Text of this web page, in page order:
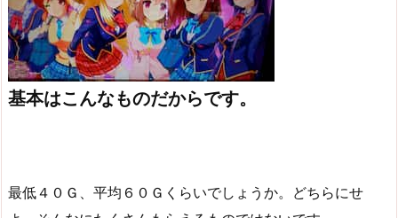
基本はこんなものだからです。
最低４０Ｇ、平均６０Ｇくらいでしょうか。どちらにせ